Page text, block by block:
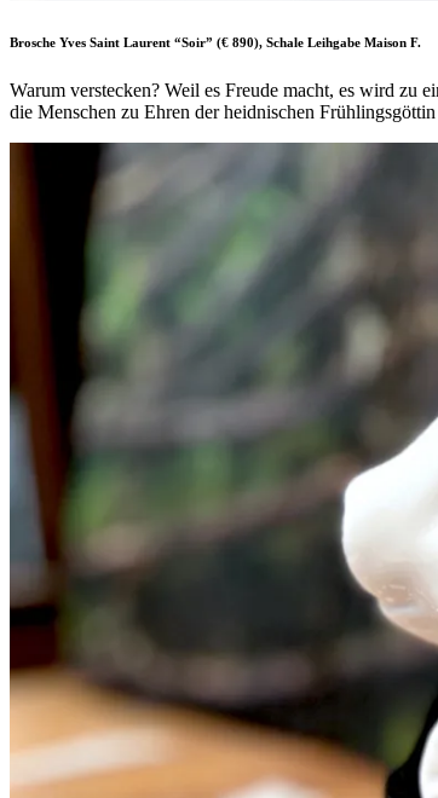
Brosche Yves Saint Laurent “Soir” (€ 890), Schale Leihgabe Maison F.
Warum verstecken? Weil es Freude macht, es wird zu
die Menschen zu Ehren der heidnischen